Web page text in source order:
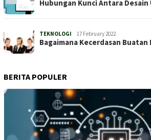
Hubungan Kunci Antara
TEKNOLOGI 17 February 2022
Bagaimana Kecerdasan
BERITA POPULER